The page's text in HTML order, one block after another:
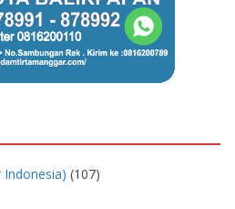
Indonesia) (107)